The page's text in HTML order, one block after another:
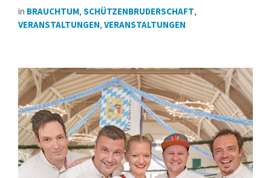
in BRAUCHTUM, SCHÜTZENBRUDERSCHAFT,
VERANSTALTUNGEN, VERANSTALTUNGEN